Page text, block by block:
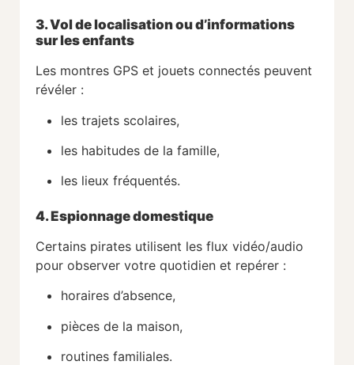
3. Vol de localisation ou d’informations
sur les enfants
Les montres GPS et jouets connectés peuvent
révéler :
les trajets scolaires,
les habitudes de la famille,
les lieux fréquentés.
4. Espionnage domestique
Certains pirates utilisent les flux vidéo/audio
pour observer votre quotidien et repérer :
horaires d’absence,
pièces de la maison,
routines familiales.